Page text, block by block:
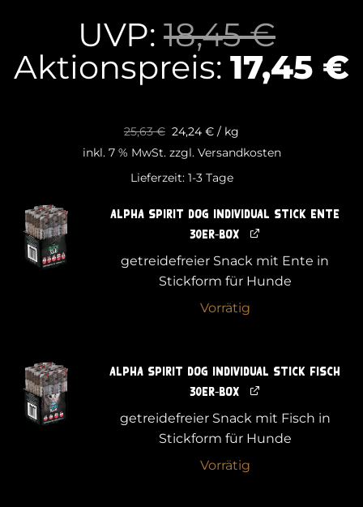
UVP: 18,45€
Preis
Aktionspreis: 17,45 €
25,63€ 24,24€ / kg
inkl. 7 % MwSt. zzgl. Versandkosten
Lieferzeit: 1-3 Tage
alpha spirit Dog Individual Stick Ente
30er-Box
getreidefreier Snack mit Ente in
Stickform für Hunde
Vorrätig
alpha spirit Dog Individual Stick Fisch
30er-Box
getreidefreier Snack mit Fisch in
Stickform für Hunde
Vorrätig